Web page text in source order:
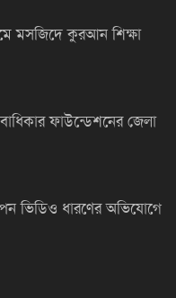
মসজিদে কুরআন শিক্ষা
ফাউন্ডেশনের জেলা
ভিডিও ধারণের অভিযোগে